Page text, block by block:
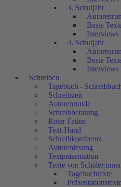
3. Schuljahr
Beste
Interviews
4. Schuljahr
Beste
Interviews
Schreiben
Tagebuch -
Schreibzeit
Autorenrunde
Schreibberatung
Roter Faden
Text-Hand
Schreibkonferenz
Autorenlesung
Textpräsentation
Texte von
Tagebuchtexte